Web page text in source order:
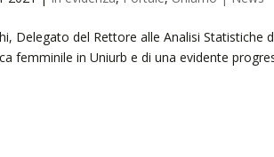
Delegato del Rettore alle Analisi Statistiche
femminile in Uniurb e di una evidente